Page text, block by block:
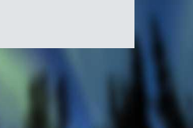
Canada